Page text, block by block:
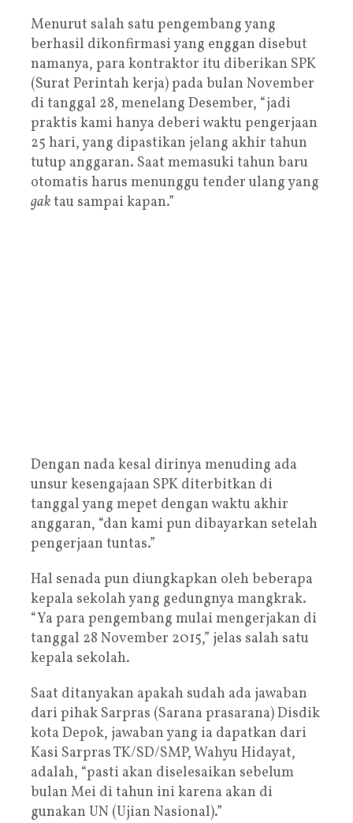
Menurut salah satu pengembang yang
berhasil dikonfirmasi yang enggan disebut
namanya, para kontraktor itu diberikan SPK
(Surat Perintah kerja) pada bulan November
di tanggal 28, menelang Desember, “jadi
praktis kami hanya deberi waktu pengerjaan
25 hari, yang dipastikan jelang akhir tahun
tutup anggaran. Saat memasuki tahun baru
otomatis harus menunggu tender ulang yang
gaktau sampai kapan.”
Dengan nada kesal dirinya menuding ada
unsur kesengajaan SPK diterbitkan di
tanggal yang mepet dengan waktu akhir
anggaran, “dan kami pun dibayarkan setelah
pengerjaan tuntas.”
Hal senada pun diungkapkan oleh beberapa
kepala sekolah yang gedungnya mangkrak.
“Ya para pengembang mulai mengerjakan di
tanggal 28 November 2015,” jelas salah satu
kepala sekolah.
Saat ditanyakan apakah sudah ada jawaban
dari pihak Sarpras (Sarana prasarana) Disdik
kota Depok, jawaban yang ia dapatkan dari
Kasi Sarpras TK/SD/SMP, Wahyu Hidayat,
adalah, “pasti akan diselesaikan sebelum
bulan Mei di tahun ini karena akan di
gunakan UN (Ujian Nasional).”